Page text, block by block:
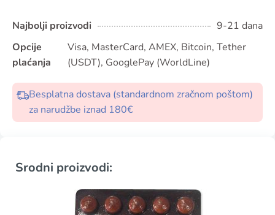
Najbolji proizvodi
9-21 dana
Opcije
plaćanja
Visa, MasterCard, AMEX, Bitcoin, Tether
(USDT), GooglePay (WorldLine)
Besplatna dostava (standardnom zračnom poštom)
za narudžbe iznad 180€
Srodni proizvodi: